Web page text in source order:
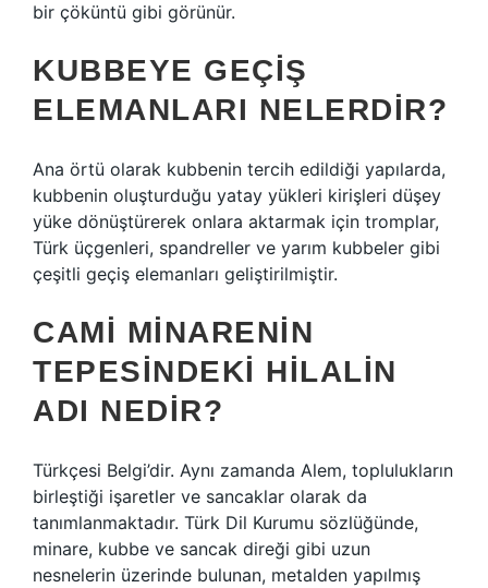
bir çöküntü gibi görünür.
KUBBEYE GEÇIŞ
ELEMANLARI NELERDIR?
Ana örtü olarak kubbenin tercih edildiği yapılarda,
kubbenin oluşturduğu yatay yükleri kirişleri düşey
yüke dönüştürerek onlara aktarmak için tromplar,
Türk üçgenleri, spandreller ve yarım kubbeler gibi
çeşitli geçiş elemanları geliştirilmiştir.
CAMI MINARENIN
TEPESINDEKI HILALIN
ADI NEDIR?
Türkçesi Belgi’dir. Aynı zamanda Alem, toplulukların
birleştiği işaretler ve sancaklar olarak da
tanımlanmaktadır. Türk Dil Kurumu sözlüğünde,
minare, kubbe ve sancak direği gibi uzun
nesnelerin üzerinde bulunan, metalden yapılmış